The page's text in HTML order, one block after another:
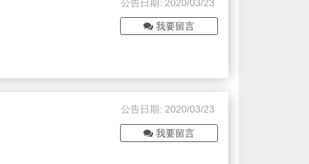
公告日期: 2020/03/23
我要留言
公告日期: 2020/03/23
我要留言